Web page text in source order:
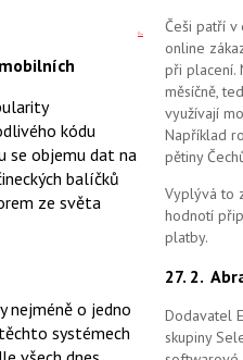
G+
kódu
se objemu dat na
balíčků
ze světa
nejméně o jedno
systémech
Češi patří v
online
při placení.
měsíčně,
využívají
Například
pětiny
Vyplývá to
hodnotí
platby.
27. 2.
Dodavatel
skupiny